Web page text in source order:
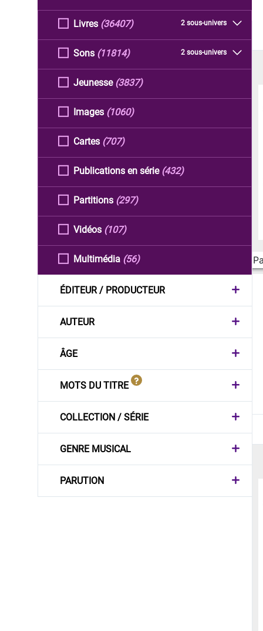
Livres 2 sous-univers
(36407)
Sons 2 sous-univers
(11814)
Jeunesse (3837)
Images (1060)
Cartes (707)
Publications en série (432)
Partitions (297)
Vidéos (107)
Multimédia (56)
ÉDITEUR / PRODUCTEUR
AUTEUR
ÂGE
MOTS DU TITRE
COLLECTION / SÉRIE
GENRE MUSICAL
PARUTION